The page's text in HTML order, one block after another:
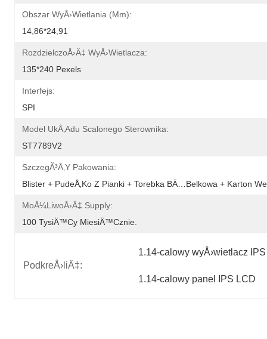
Obszar WyÅ›wietlania (mm):
14,86*24,91
RozdzielczoÅ›Ä‡ WyÅ›wietlacza:
135*240 Pexels
Interfejs:
SPI
Model UkÅ‚adu Scalonego Sterownika:
ST7789V2
SzczegÃ³Å‚y Pakowania:
Blister + PudeÅ‚ko Z Pianki + Torebka BÄ…belkowa + Karton
MoÅ¼liwoÅ›Ä‡ Supply:
100 TysiÄ™cy MiesiÄ™cznie.
PodkreÅ›liÄ‡:
1.14-calowy wyÅ›wietlacz
1.14-calowy panel IPS LCD